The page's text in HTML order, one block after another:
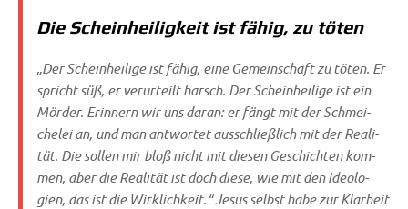
Die Scheinheiligkeit ist fähig, zu töten
„Der Schein­hei­li­ge ist fähig, eine Gemein­schaft zu töten. Er
spricht süß, er ver­ur­teilt harsch. Der Schein­hei­li­ge ist ein
Mör­der. Erin­nern wir uns dar­an: er fängt mit der Schmei­
che­lei an, und man ant­wor­tet aus­schließ­lich mit der Rea­li­
tät. Die sol­len mir bloß nicht mit die­sen Geschich­ten kom­
men, aber die Rea­li­tät ist doch die­se, wie mit den Ideo­lo­
gien, das ist die Wirk­lich­keit.“ Jesus selbst habe zur Klar­heit